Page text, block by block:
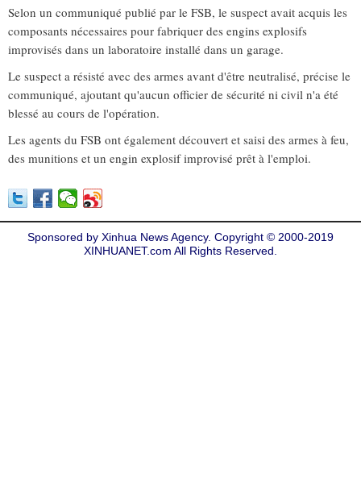
Selon un communiqué publié par le FSB, le suspect avait acquis les
composants nécessaires pour fabriquer des engins explosifs
improvisés dans un laboratoire installé dans un garage.
Le suspect a résisté avec des armes avant d'être neutralisé, précise le
communiqué, ajoutant qu'aucun officier de sécurité ni civil n'a été
blessé au cours de l'opération.
Les agents du FSB ont également découvert et saisi des armes à feu,
des munitions et un engin explosif improvisé prêt à l'emploi.
Sponsored by Xinhua News Agency. Copyright © 2000-2019
XINHUANET.com All Rights Reserved.